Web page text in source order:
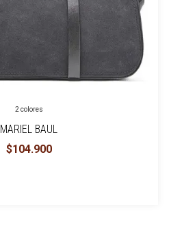
2 colores
MARIEL BAUL
$104.900